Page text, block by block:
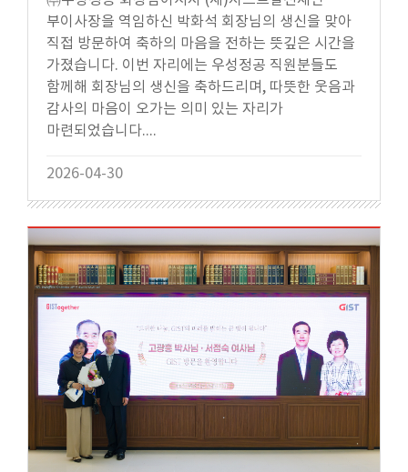
부이사장을 역임하신 박화석 회장님의 생신을 맞아
직접 방문하여 축하의 마음을 전하는 뜻깊은 시간을
가졌습니다. 이번 자리에는 우성정공 직원분들도
함께해 회장님의 생신을 축하드리며, 따뜻한 웃음과
감사의 마음이 오가는 의미 있는 자리가
마련되었습니다....
2026-04-30